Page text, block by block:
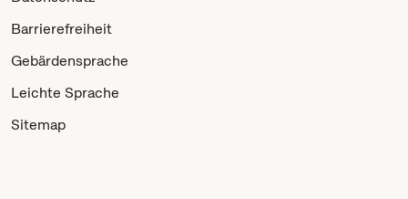
Barrierefreiheit
Gebärdensprache
Leichte Sprache
Sitemap